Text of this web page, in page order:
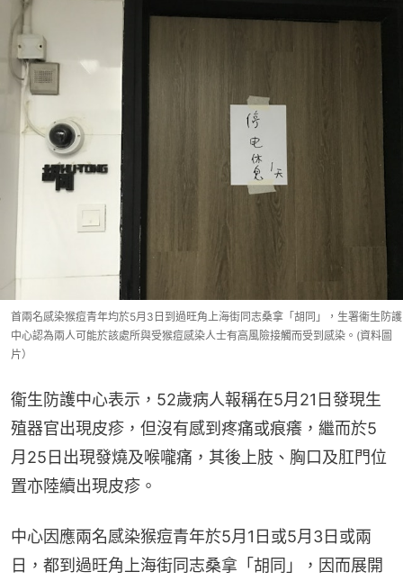
首兩名感染猴痘青年均於5月3日到過旺角上海街同志桑拿「胡同」，生署衞生防護
中心認為兩人可能於該處所與受猴痘感染人士有高風險接觸而受到感染。(資料圖
片）
衞生防護中心表示，52歲病人報稱在5月21日發現生
殖器官出現皮疹，但沒有感到疼痛或痕癢，繼而於5
月25日出現發燒及喉嚨痛，其後上肢、胸口及肛門位
置亦陸續出現皮疹。
中心因應兩名感染猴痘青年於5月1日或5月3日或兩
日，都到過旺角上海街同志桑拿「胡同」，因而展開